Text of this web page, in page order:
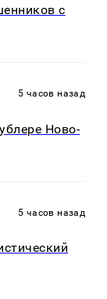
с
5 часов назад
Ново-
5 часов назад